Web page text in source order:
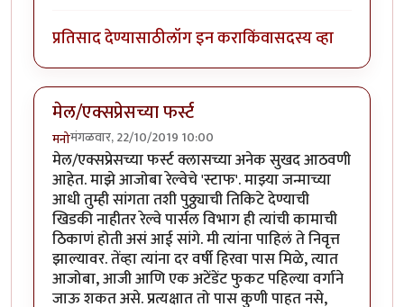
प्रतिसाद देण्यासाठीलॉग इन कराकिंवासदस्य व्हा
मेल/एक्सप्रेसच्या फर्स्ट
मनोमंगळवार, 22/10/2019 10:00
मेल/एक्सप्रेसच्या फर्स्ट क्लासच्या अनेक सुखद आठवणी
आहेत. माझे आजोबा रेल्वेचे 'स्टाफ'. माझ्या जन्माच्या
आधी तुम्ही सांगता तशी पुठ्ठ्याची तिकिटे देण्याची
खिडकी नाहीतर रेल्वे पार्सल विभाग ही त्यांची कामाची
ठिकाणं होती असं आई सांगे. मी त्यांना पाहिलं ते निवृत्त
झाल्यावर. तेंव्हा त्यांना दर वर्षी हिरवा पास मिळे, त्यात
आजोबा, आजी आणि एक अटेंडेंट फुकट पहिल्या वर्गाने
जाऊ शकत असे. प्रत्यक्षात तो पास कुणी पाहत नसे,